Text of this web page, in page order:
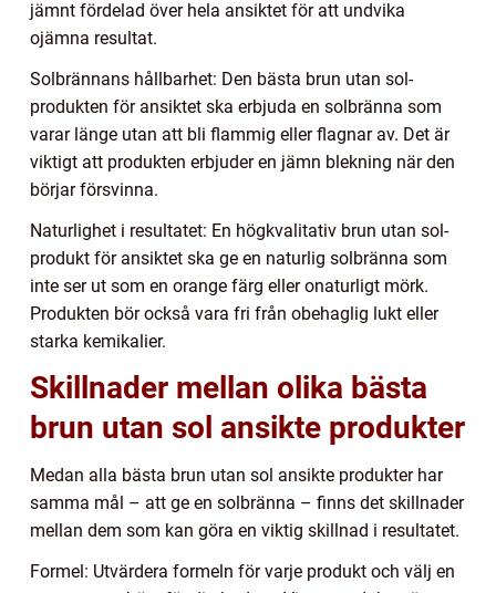
jämnt fördelad över hela ansiktet för att undvika
ojämna resultat.
Solbrännans hållbarhet: Den bästa brun utan sol-
produkten för ansiktet ska erbjuda en solbränna som
varar länge utan att bli flammig eller flagnar av. Det är
viktigt att produkten erbjuder en jämn blekning när den
börjar försvinna.
Naturlighet i resultatet: En högkvalitativ brun utan sol-
produkt för ansiktet ska ge en naturlig solbränna som
inte ser ut som en orange färg eller onaturligt mörk.
Produkten bör också vara fri från obehaglig lukt eller
starka kemikalier.
Skillnader mellan olika bästa
brun utan sol ansikte produkter
Medan alla bästa brun utan sol ansikte produkter har
samma mål – att ge en solbränna – finns det skillnader
mellan dem som kan göra en viktig skillnad i resultatet.
Formel: Utvärdera formeln för varje produkt och välj en